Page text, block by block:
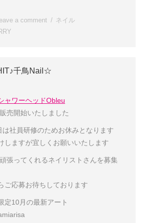
a comment
ネイル
千鳥Nail☆
ャワーヘッドObleu
売開始いたしました
は社員研修のためお休みとなります
しますが宜しくお願いいたします
張ってくれるネイリストさんを募集
ご応募お待ちしております
定10月の最新アート
arisa